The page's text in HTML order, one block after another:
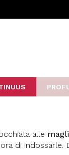
alle
di indossarle.